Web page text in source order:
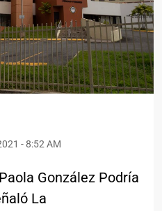
- 8:52 AM
González Podría
La